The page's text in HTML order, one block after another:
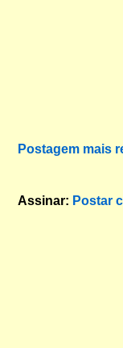
Postagem mais
Assinar: Postar